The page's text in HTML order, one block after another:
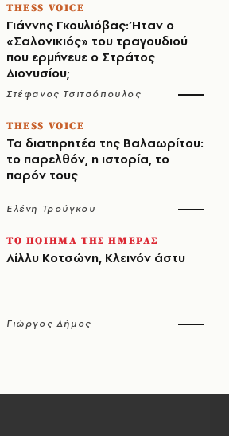
THESS VOICE
Γιάννης Γκουλιόβας: Ήταν ο
«Σαλονικιός» του τραγουδιού
που ερμήνευε ο Στράτος
Διονυσίου;
Στέφανος Τσιτσόπουλος
THESS VOICE
Τα διατηρητέα της Βαλαωρίτου:
το παρελθόν, η ιστορία, το
παρόν τους
Ελένη Τρούγκου
ΤΟ ΠΟΙΗΜΑ ΤΗΣ ΗΜΕΡΑΣ
Λίλλυ Κοτσώνη, Κλεινόν άστυ
Γιώργος Δήμος